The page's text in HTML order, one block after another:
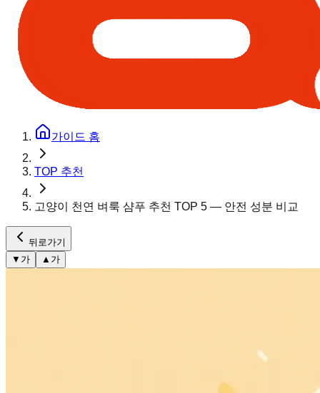
가이드 홈
TOP 추천
고양이 천연 벼룩 샴푸 추천 TOP 5 — 안전 성분 비교
뒤로가기
▼ 가 ▲ 가